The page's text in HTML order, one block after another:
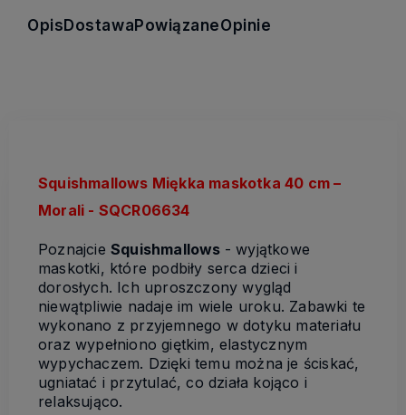
OpisDostawaPowiązaneOpinie
Squishmallows Miękka maskotka 40 cm –
Morali - SQCR06634
Poznajcie Squishmallows - wyjątkowe
maskotki, które podbiły serca dzieci i
dorosłych. Ich uproszczony wygląd
niewątpliwie nadaje im wiele uroku. Zabawki te
wykonano z przyjemnego w dotyku materiału
oraz wypełniono giętkim, elastycznym
wypychaczem. Dzięki temu można je ściskać,
ugniatać i przytulać, co działa kojąco i
relaksująco.